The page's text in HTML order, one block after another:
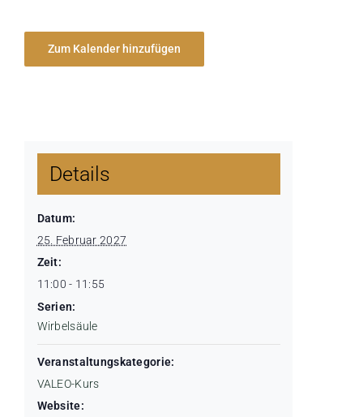
Zum Kalender hinzufügen
Details
Datum:
25. Februar 2027
Zeit:
11:00 - 11:55
Serien:
Wirbelsäule
Veranstaltungskategorie:
VALEO-Kurs
Website: